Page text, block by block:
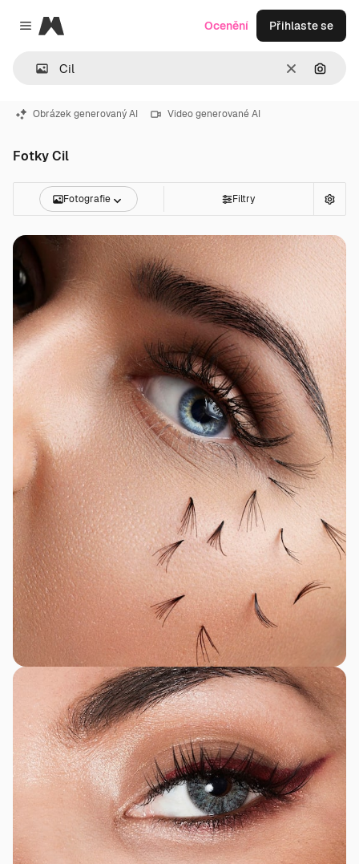
Close menu
Magnific
ZrušitHledat
Ocenění Přihlaste se
Obrázek generovaný AI Video generované AI
Fotky Cil
Fotografie Filtry